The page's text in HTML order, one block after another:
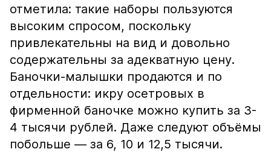
отметила: такие наборы пользуются
высоким спросом, поскольку
привлекательны на вид и довольно
содержательны за адекватную цену.
Баночки-малышки продаются и по
отдельности: икру осетровых в
фирменной баночке можно купить за 3-
4 тысячи рублей. Даже следуют объёмы
побольше — за 6, 10 и 12,5 тысячи.